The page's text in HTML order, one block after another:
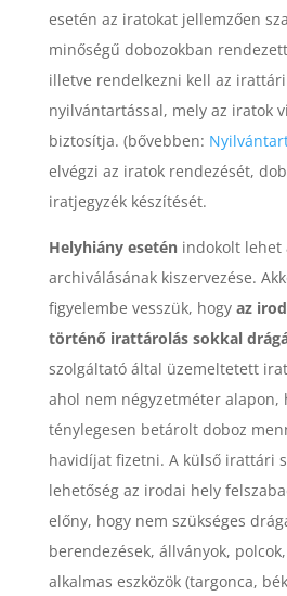
esetén az iratokat jellemzően
minőségű dobozokban
illetve rendelkezni kell az
nyilvántartással, mely az iratok
biztosítja. (bővebben:
elvégzi az iratok rendezését,
iratjegyzék készítését.
Helyhiány eseténindokolt lehet
archiválásának kiszervezése.
figyelembe vesszük, hogy az
történő irattárolás sokkal
szolgáltató által üzemeltetett
ahol nem négyzetméter alapon,
ténylegesen betárolt doboz
havidíjat fizetni. A külső irattári
lehetőség az irodai hely
előny, hogy nem szükséges
berendezések, állványok,
alkalmas eszközök (targonca,